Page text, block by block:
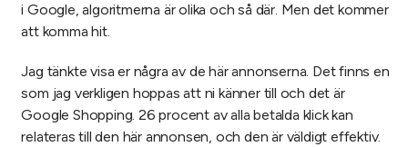
i Google, algoritmerna är olika och så där. Men det kommer
att komma hit.
Jag tänkte visa er några av de här annonserna. Det finns en
som jag verkligen hoppas att ni känner till och det är
Google Shopping. 26 procent av alla betalda klick kan
relateras till den här annonsen, och den är väldigt effektiv.